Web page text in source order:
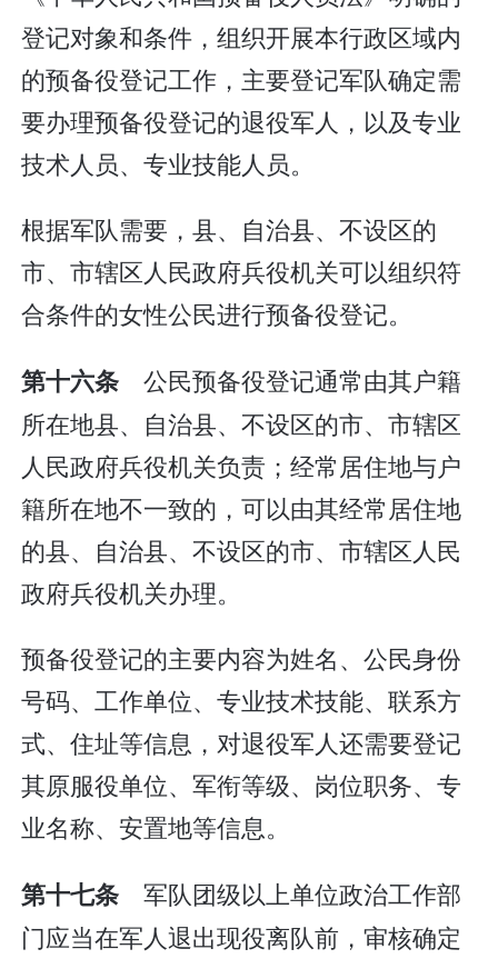
登记对象和条件，组织开展本行政区域内
的预备役登记工作，主要登记军队确定需
要办理预备役登记的退役军人，以及专业
技术人员、专业技能人员。
根据军队需要，县、自治县、不设区的
市、市辖区人民政府兵役机关可以组织符
合条件的女性公民进行预备役登记。
第十六条公民预备役登记通常由其户籍
所在地县、自治县、不设区的市、市辖区
人民政府兵役机关负责；经常居住地与户
籍所在地不一致的，可以由其经常居住地
的县、自治县、不设区的市、市辖区人民
政府兵役机关办理。
预备役登记的主要内容为姓名、公民身份
号码、工作单位、专业技术技能、联系方
式、住址等信息，对退役军人还需要登记
其原服役单位、军衔等级、岗位职务、专
业名称、安置地等信息。
第十七条军队团级以上单位政治工作部
门应当在军人退出现役离队前，审核确定